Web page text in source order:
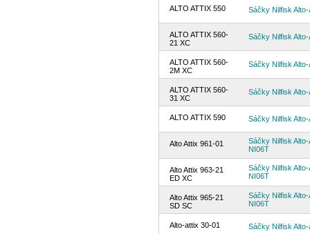
ALTO ATTIX 550 Sáčky Nilfisk
ALTO ATTIX 560-
21 XC
Sáčky Nilfisk
ALTO ATTIX 560-
2M XC
Sáčky Nilfisk
ALTO ATTIX 560-
31 XC
Sáčky Nilfisk
ALTO ATTIX 590 Sáčky Nilfisk
Alto Attix 961-01
Sáčky Nilfisk
NI06T
Alto Attix 963-21
ED XC
Sáčky Nilfisk
NI06T
Alto Attix 965-21
SD SC
Sáčky Nilfisk
NI06T
Alto-attix 30-01 Sáčky Nilfisk